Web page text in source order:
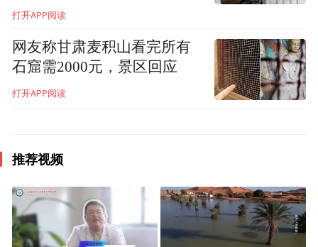
“谁知盘中餐，粒粒皆辛苦。” 勤俭节约一直
都是中华民族的传统美德，我国对食物也一
议表决通过《中华人民共和国反食品浪费
法》，对反食品浪费的原则和要求、政府及
部门职责、各类主体责任、激励和约束措
施、法律责任等作出规定。如公务活动用餐
打开APP阅读
网友称甘肃麦积山看完所有
石窟需2000元，景区回应
打开APP阅读
推荐视频